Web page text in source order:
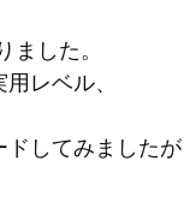
した。
レベル、
ドしてみましたが